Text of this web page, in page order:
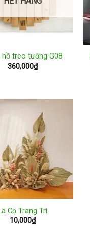
treo tường G08
360,000₫
Cọ Trang Trí
10,000₫